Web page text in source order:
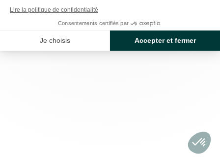
Lire la politique de confidentialité
Consentements certifiés par
Je choisis Accepter et fermer